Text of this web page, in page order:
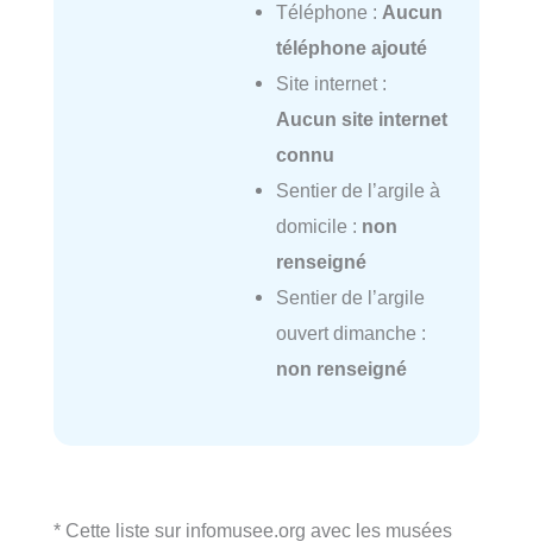
Téléphone : Aucun
téléphone ajouté
Site internet :
Aucun site internet
connu
Sentier de l’argile à
domicile : non
renseigné
Sentier de l’argile
ouvert dimanche :
non renseigné
* Cette liste sur infomusee.org avec les musées